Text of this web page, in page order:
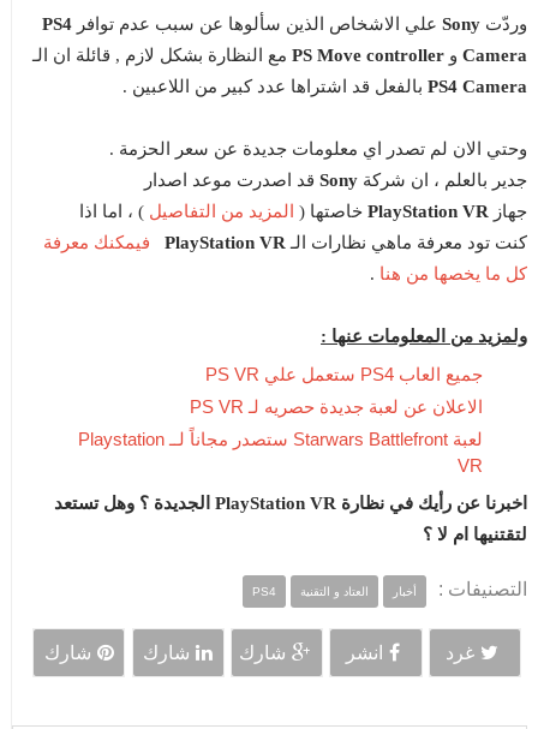
وردّت Sony علي الاشخاص الذين سألوها عن سبب عدم توافر PS4
Cameraو PS Move controller مع النظارة بشكل لازم , قائلة ان الـ
PS4 Camera بالفعل قد اشتراها عدد كبير من اللاعبين .
وحتي الان لم تصدر اي معلومات جديدة عن سعر الحزمة .
جدير بالعلم ، ان شركة Sony قد اصدرت موعد اصدار
جهاز PlayStation VR خاصتها ( المزيد من التفاصيل ) ، اما اذا
كنت تود معرفة ماهي نظارات الـPlayStation VR
فيمكنك معرفة
كل ما يخصها من هنا .
ولمزيد من المعلومات عنها :
جميع العاب PS4 ستعمل علي PS VR
الاعلان عن لعبة جديدة حصريه لـ PS VR
لعبة Starwars Battlefront ستصدر مجاناً لــ Playstation
VR
اخبرنا عن رأيك في نظارة PlayStation VR الجديدة ؟ وهل تستعد
لتقتنيها ام لا ؟
التصنيفات : أخبار العتاد و التقنية PS4
غرد انشر شارك شارك شارك